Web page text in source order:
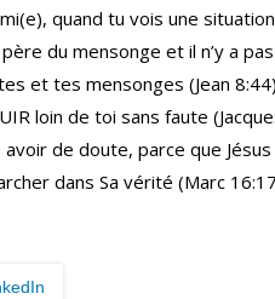
quand tu vois une
du mensonge et il n’y a
et tes mensonges (Jean
loin de toi sans faute
de doute, parce que Jésus
dans Sa vérité (Marc